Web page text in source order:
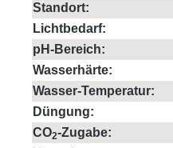
Standort:
Lichtbedarf:
pH-Bereich:
Wasserhärte:
Wasser-Temperatur:
Düngung:
CO2-Zugabe: